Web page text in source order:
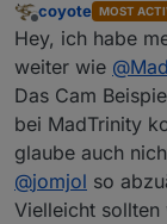
Offline
coyote MOST
Hey, ich habe
weiter wie @
Das Cam
bei MadTrinity
glaube auch
@jomjol so
Vielleicht sollten